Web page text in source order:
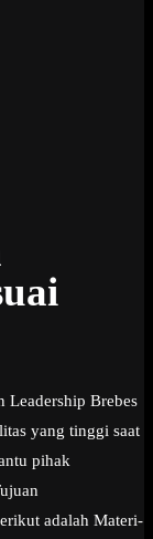
Leadership Brebes
yang tinggi saat
pihak
adalah Materi-